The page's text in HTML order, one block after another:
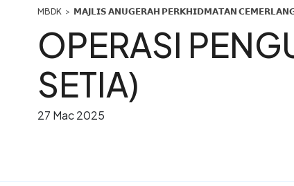
Breadcrumb
𝗠𝗔𝗝𝗟𝗜𝗦 𝗔𝗡𝗨𝗚𝗘𝗥𝗔𝗛 𝗣𝗘𝗥𝗞𝗛𝗜𝗗𝗠𝗔𝗧𝗔𝗡
OPERASI
SETIA)
27 Mac 2025